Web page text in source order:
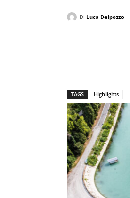
Di Luca Delpozzo
TAGS Highlights